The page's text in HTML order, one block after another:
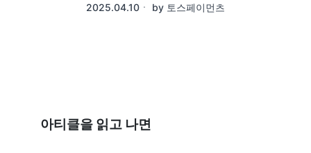
2025.04.10 ㆍ by 토스페이먼츠
아티클을 읽고 나면